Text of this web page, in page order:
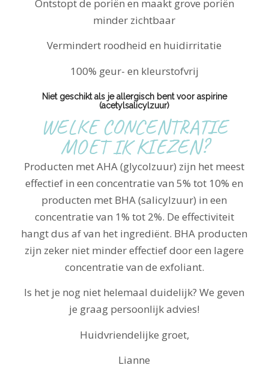
Ontstopt de poriën en maakt grove poriën
minder zichtbaar
Vermindert roodheid en huidirritatie
100% geur- en kleurstofvrij
Niet geschikt als je allergisch bent voor aspirine
(acetylsalicylzuur)
WELKE CONCENTRATIE
MOET IK KIEZEN?
Producten met AHA (glycolzuur) zijn het meest
effectief in een concentratie van 5% tot 10% en
producten met BHA (salicylzuur) in een
concentratie van 1% tot 2%. De effectiviteit
hangt dus af van het ingrediënt. BHA producten
zijn zeker niet minder effectief door een lagere
concentratie van de exfoliant.
Is het je nog niet helemaal duidelijk? We geven
je graag persoonlijk advies!
Huidvriendelijke groet,
Lianne